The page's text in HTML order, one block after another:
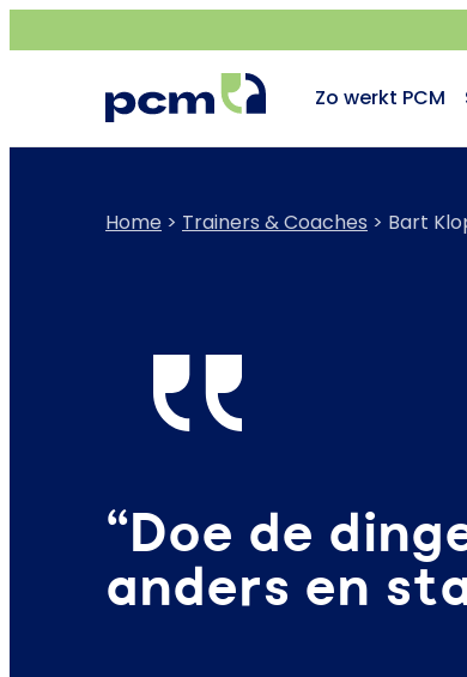
Zo werkt PCM
Home > Trainers & Coaches > Bart
“Doe de
anders en